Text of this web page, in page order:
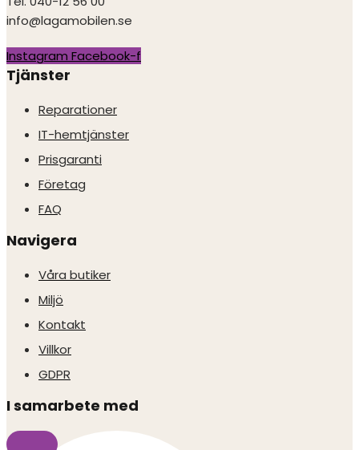
info@lagamobilen.se
Instagram Facebook-f
Tjänster
Reparationer
IT-hemtjänster
Prisgaranti
Företag
FAQ
Navigera
Våra butiker
Miljö
Kontakt
Villkor
GDPR
I samarbete med